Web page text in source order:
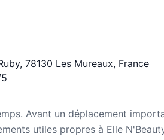
78130 Les Mureaux, France
Avant un déplacement
utiles propres à Elle